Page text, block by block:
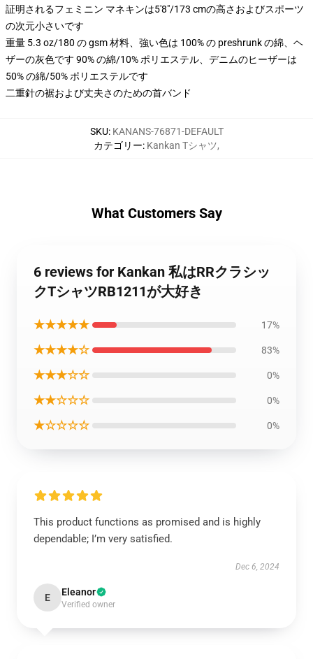
証明されるフェミニン マネキンは5'8"/173 cmの高さおよびスポーツ
の次元小さいです
重量 5.3 oz/180 の gsm 材料、強い色は 100% の preshrunk の綿、ヘ
ザーの灰色です 90% の綿/10% ポリエステル、デニムのヒーザーは
50% の綿/50% ポリエステルです
二重針の裾および丈夫さのための首バンド
SKU: KANANS-76871-DEFAULT
カテゴリー: Kankan Tシャツ,
What Customers Say
6 reviews for Kankan 私はRRクラシッ
クTシャツRB1211が大好き
★★★★★ 17%
★★★★☆ 83%
★★★☆☆ 0%
★★☆☆☆ 0%
★☆☆☆☆ 0%
This product functions as promised and is highly
dependable; I’m very satisfied.
Dec 6, 2024
E Eleanor
Verified owner